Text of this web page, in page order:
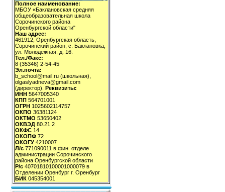
Полное наименование:
МБОУ «Баклановская средняя
общеобразовательная школа
Сорочинского района
Оренбургской области"
Наш адрес:
461912, Оренбургская область,
Сорочинский район, с. Баклановка,
ул. Молодежная, д. 16.
Тел./Факс:
8 (35346) 2-54-45
Эл.почта:
b_school@mail.ru (школьная),
olgaslyadneva@gmail.com
(директор). Реквизиты:
ИНН 5647005340
КПП 564701001
ОГРН 1025602114757
ОКПО 36381124
ОКТМО 53650402
ОКВЭД 80.21.2
ОКФС 14
ОКОПФ 72
ОКОГУ 4210007
Л/с 771090011 в фин. отделе
администрации Сорочинского
района Оренбургской области
Р/с 40701810100001000079 в
Отделении Оренбург г. Оренбург
БИК 045354001